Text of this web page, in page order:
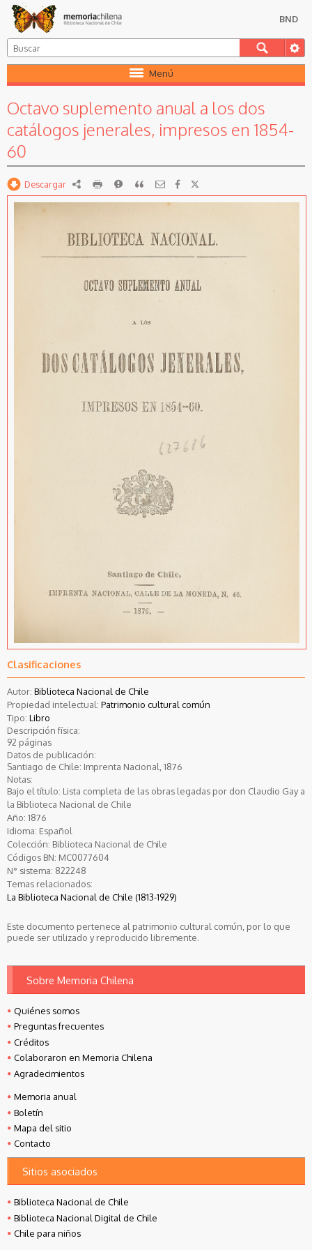
BND
Menú
Octavo suplemento anual a los dos
catálogos jenerales, impresos en 1854-
60
Descargar RDF imprimirReportarCitar
Clasificaciones
Autor: Biblioteca Nacional de Chile
Propiedad intelectual: Patrimonio cultural común
Tipo: Libro
Descripción física:
92 páginas
Datos de publicación:
Santiago de Chile: Imprenta Nacional, 1876
Notas:
Bajo el título: Lista completa de las obras legadas por don Claudio Gay a
la Biblioteca Nacional de Chile
Año: 1876
Idioma: Español
Colección: Biblioteca Nacional de Chile
Códigos BN: MC0077604
N° sistema: 822248
Temas relacionados:
La Biblioteca Nacional de Chile (1813-1929)
Este documento pertenece al patrimonio cultural común, por lo que
puede ser utilizado y reproducido libremente.
Sobre Memoria Chilena
Quiénes somos
Preguntas frecuentes
Créditos
Colaboraron en Memoria Chilena
Agradecimientos
Memoria anual
Boletín
Mapa del sitio
Contacto
Sitios asociados
Biblioteca Nacional de Chile
Biblioteca Nacional Digital de Chile
Chile para niños